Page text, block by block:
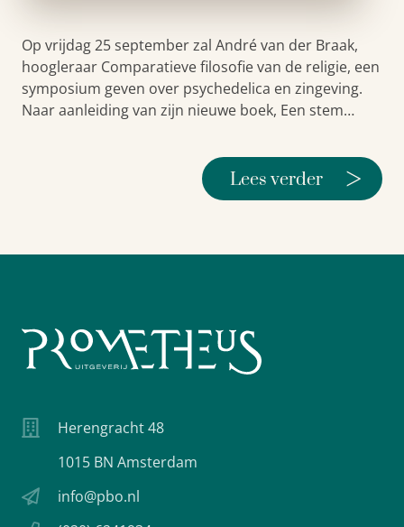
Op vrijdag 25 september zal André van der Braak,
hoogleraar Comparatieve filosofie van de religie, een
symposium geven over psychedelica en zingeving.
Naar aanleiding van zijn nieuwe boek, Een stem…
Lees verder >
Herengracht 48
1015 BN Amsterdam
info@pbo.nl